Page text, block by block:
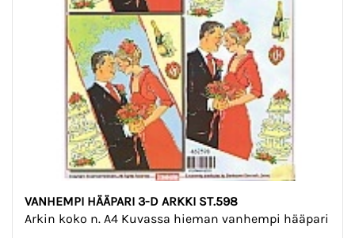
VANHEMPI HÄÄPARI 3-D ARKKI ST.598
Arkin koko n. A4 Kuvassa hieman vanhempi hääpari